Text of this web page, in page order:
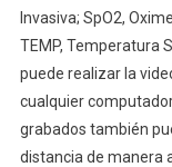
Invasiva; SpO2,
TEMP, Temperatura
puede realizar la
cualquier
grabados también
distancia de manera